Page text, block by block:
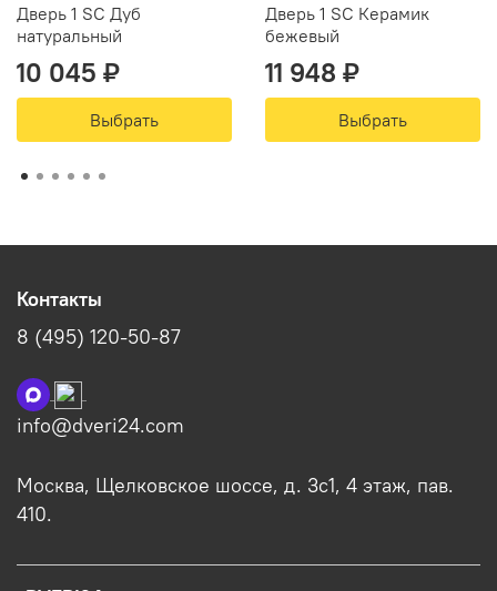
Дверь 1 SC Дуб
натуральный
10 045 ₽
Выбрать
Дверь 1 SC Керамик
бежевый
11 948 ₽
Выбрать
Контакты
8 (495) 120-50-87
info@dveri24.com
Москва, Щелковское шоссе, д. 3с1, 4 этаж, пав.
410.